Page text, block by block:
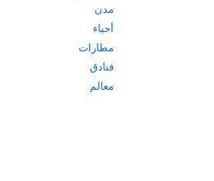
مدن
أحياء
مطارات
فنادق
معالم